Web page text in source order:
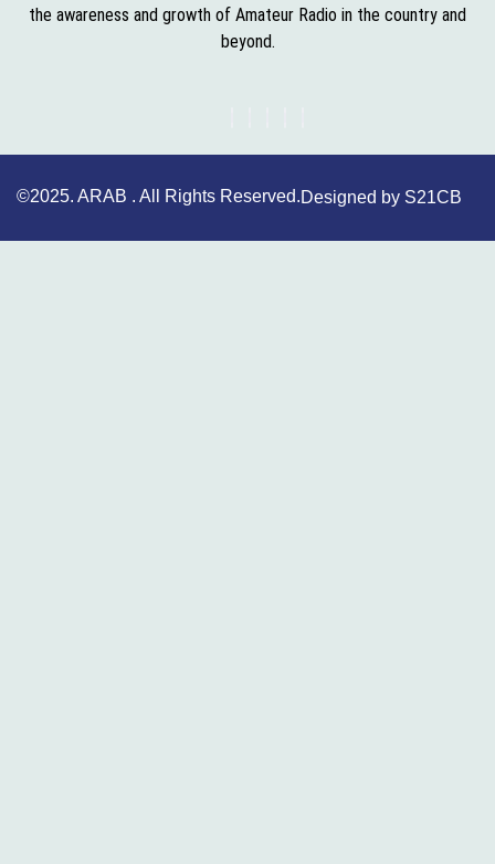
the awareness and growth of Amateur Radio in the country and
beyond.
©2025. ARAB . All Rights Reserved.Designed by S21CB